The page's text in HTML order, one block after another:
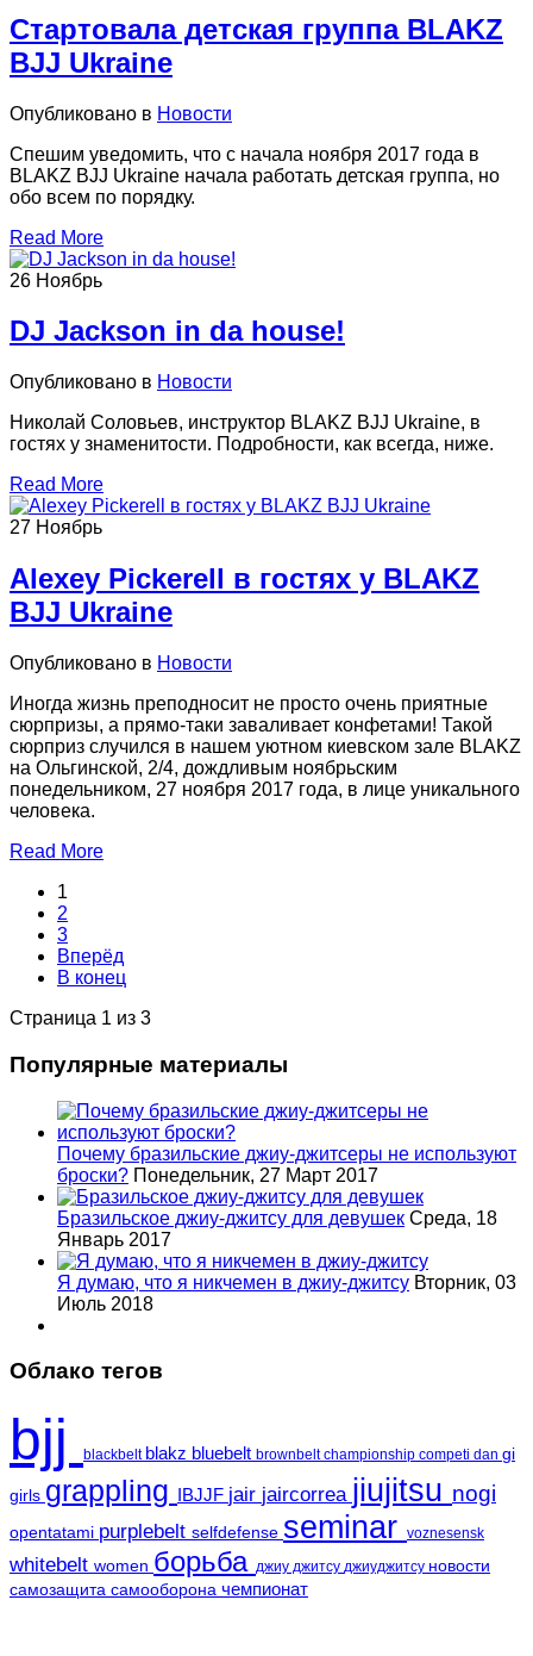
Стартовала детская группа BLAKZ
BJJ Ukraine
Опубликовано в Новости
Спешим уведомить, что с начала ноября 2017 года в
BLAKZ BJJ Ukraine начала работать детская группа, но
обо всем по порядку.
Read More
26 Ноябрь
DJ Jackson in da house!
Опубликовано в Новости
Николай Соловьев, инструктор BLAKZ BJJ Ukraine, в
гостях у знаменитости. Подробности, как всегда, ниже.
Read More
27 Ноябрь
Alexey Pickerell в гостях у BLAKZ
BJJ Ukraine
Опубликовано в Новости
Иногда жизнь преподносит не просто очень приятные
сюрпризы, а прямо-таки заваливает конфетами! Такой
сюрприз случился в нашем уютном киевском зале BLAKZ
на Ольгинской, 2/4, дождливым ноябрьским
понедельником, 27 ноября 2017 года, в лице уникального
человека.
Read More
1
2
3
Вперёд
В конец
Страница 1 из 3
Популярные материалы
Почему бразильские джиу-джитсеры не используют
броски? Понедельник, 27 Март 2017
Бразильское джиу-джитсу для девушек Среда, 18
Январь 2017
Я думаю, что я никчемен в джиу-джитсу Вторник, 03
Июль 2018
Облако тегов
bjj blackbelt blakz bluebelt brownbeltchampionship competi dan gi
girls grappling IBJJF jair jaircorrea jiujitsu nogi
opentatami purplebelt selfdefense seminar voznesensk
whitebelt women борьба джиу джитсу джиуджитсу новости
самозащита самооборона чемпионат